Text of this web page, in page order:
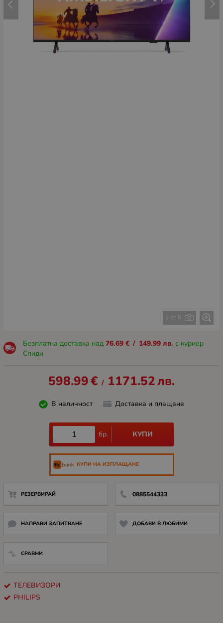
1 от 5
Безплатна доставка над 76.69 € / 149.99 лв. с куриер
Спиди
598.99€ / 1171.52лв.
В наличност Доставка и плащане
бр. КУПИ
КУПИ НА ИЗПЛАЩАНЕ
РЕЗЕРВИРАЙ 0885544333
НАПРАВИ ЗАПИТВАНЕ ДОБАВИ В ЛЮБИМИ
СРАВНИ
ТЕЛЕВИЗОРИ
PHILIPS